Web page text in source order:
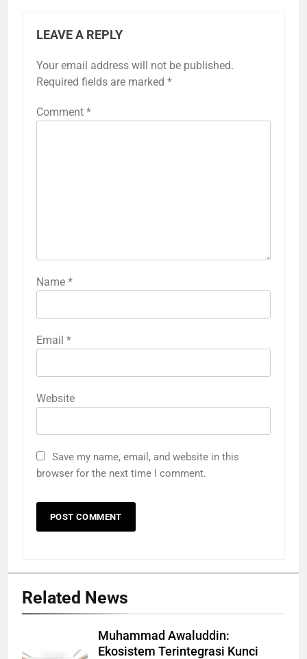
LEAVE A REPLY
Your email address will not be published.
Required fields are marked *
Comment *
Name *
Email *
Website
Save my name, email, and website in this
browser for the next time I comment.
Related News
Muhammad Awaluddin:
Ekosistem Terintegrasi Kunci